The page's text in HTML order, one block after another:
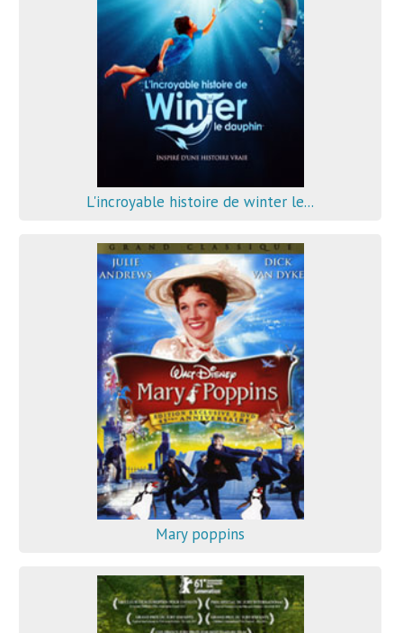
L'incroyable histoire de winter le...
Mary poppins